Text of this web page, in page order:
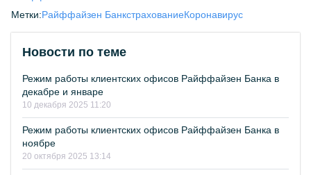
Метки:Райффайзен БанкстрахованиеКоронавирус
Новости по теме
Режим работы клиентских офисов Райффайзен Банка в
декабре и январе
10 декабря 2025 11:20
Режим работы клиентских офисов Райффайзен Банка в
ноябре
20 октября 2025 13:14